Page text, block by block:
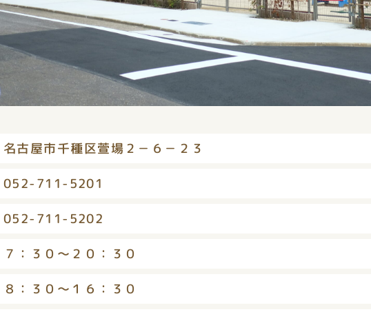
名古屋市千種区萱場２－６－２３
052-711-5201
052-711-5202
７：３０～２０：３０
８：３０～１６：３０